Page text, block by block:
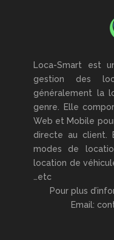
Loca-Smart est
gestion des
généralement la
genre. Elle
Web et Mobile
directe au client.
modes de
location de
…etc
Pour plus
Email: